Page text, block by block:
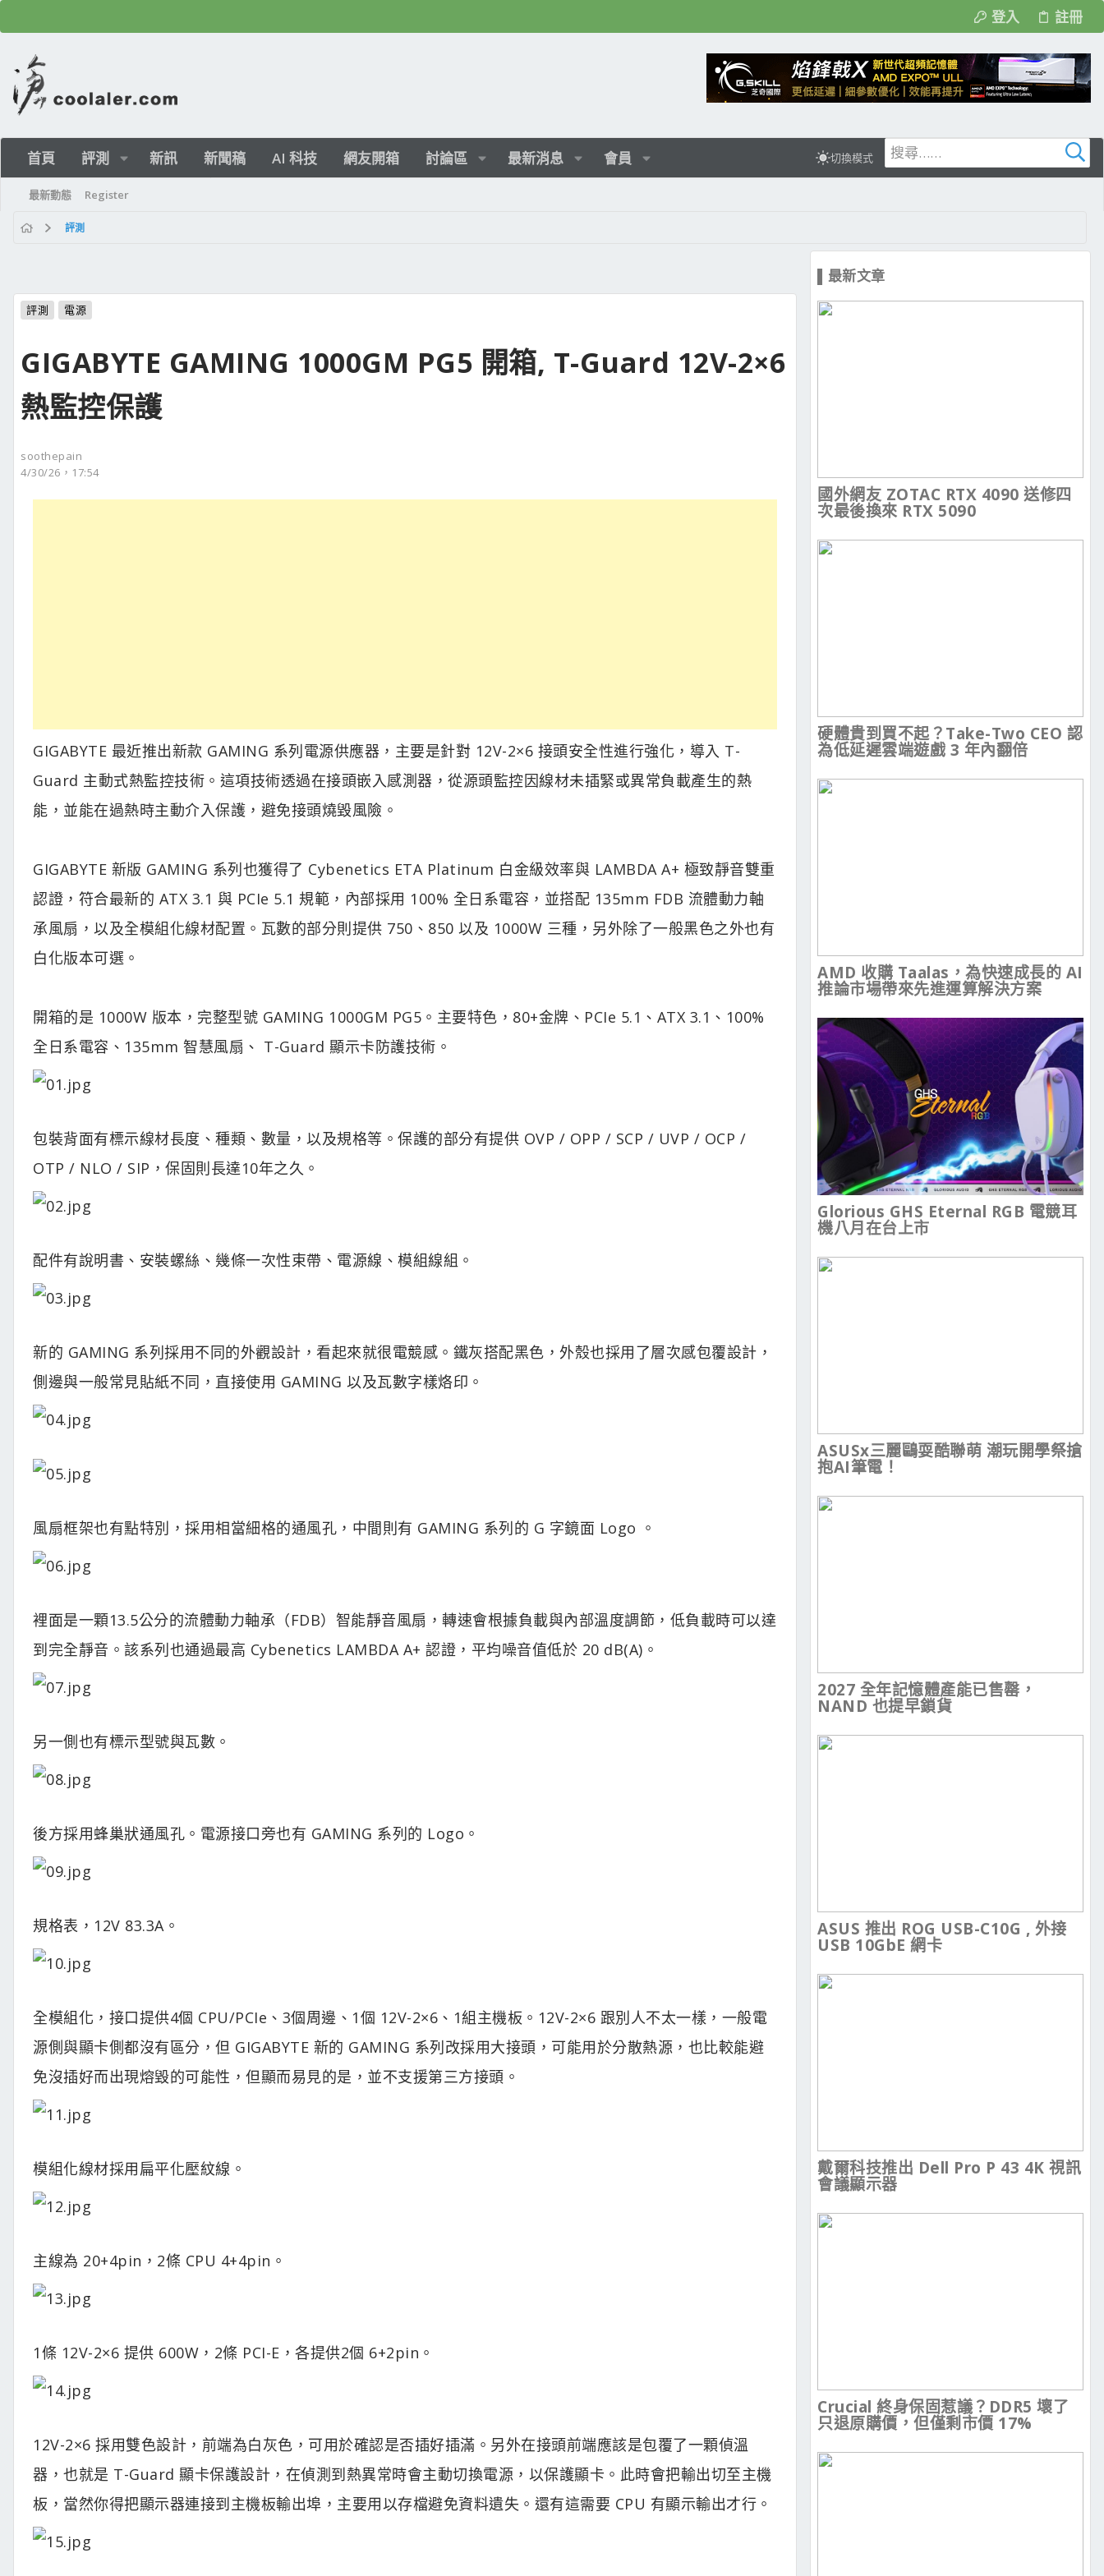
登入 註冊
首頁 評測 新訊 新聞稿 AI 科技 網友開箱 討論區 最新消息 會員 切換模式
最新動態 Register
評測
評測 電源
GIGABYTE GAMING 1000GM PG5 開箱, T-Guard 12V-2×6
熱監控保護
soothepain
4/30/26，17:54
GIGABYTE 最近推出新款 GAMING 系列電源供應器，主要是針對 12V-2×6 接頭安全性進行強化，導入 T-
Guard 主動式熱監控技術。這項技術透過在接頭嵌入感測器，從源頭監控因線材未插緊或異常負載產生的熱
能，並能在過熱時主動介入保護，避免接頭燒毀風險。
GIGABYTE 新版 GAMING 系列也獲得了 Cybenetics ETA Platinum 白金級效率與 LAMBDA A+ 極致靜音雙重
認證，符合最新的 ATX 3.1 與 PCIe 5.1 規範，內部採用 100% 全日系電容，並搭配 135mm FDB 流體動力軸
承風扇，以及全模組化線材配置。瓦數的部分則提供 750、850 以及 1000W 三種，另外除了一般黑色之外也有
白化版本可選。
開箱的是 1000W 版本，完整型號 GAMING 1000GM PG5。主要特色，80+金牌、PCIe 5.1、ATX 3.1、100%
全日系電容、135mm 智慧風扇、 T-Guard 顯示卡防護技術。
包裝背面有標示線材長度、種類、數量，以及規格等。保護的部分有提供 OVP / OPP / SCP / UVP / OCP /
OTP / NLO / SIP，保固則長達10年之久。
配件有說明書、安裝螺絲、幾條一次性束帶、電源線、模組線組。
新的 GAMING 系列採用不同的外觀設計，看起來就很電競感。鐵灰搭配黑色，外殼也採用了層次感包覆設計，
側邊與一般常見貼紙不同，直接使用 GAMING 以及瓦數字樣烙印。
風扇框架也有點特別，採用相當細格的通風孔，中間則有 GAMING 系列的 G 字鏡面 Logo 。
裡面是一顆13.5公分的流體動力軸承（FDB）智能靜音風扇，轉速會根據負載與內部溫度調節，低負載時可以達
到完全靜音。該系列也通過最高 Cybenetics LAMBDA A+ 認證，平均噪音值低於 20 dB(A)。
另一側也有標示型號與瓦數。
後方採用蜂巢狀通風孔。電源接口旁也有 GAMING 系列的 Logo。
規格表，12V 83.3A。
全模組化，接口提供4個 CPU/PCIe、3個周邊、1個 12V-2×6、1組主機板。12V-2×6 跟別人不太一樣，一般電
源側與顯卡側都沒有區分，但 GIGABYTE 新的 GAMING 系列改採用大接頭，可能用於分散熱源，也比較能避
免沒插好而出現熔毀的可能性，但顯而易見的是，並不支援第三方接頭。
模組化線材採用扁平化壓紋線。
主線為 20+4pin，2條 CPU 4+4pin。
1條 12V-2×6 提供 600W，2條 PCI-E，各提供2個 6+2pin。
12V-2×6 採用雙色設計，前端為白灰色，可用於確認是否插好插滿。另外在接頭前端應該是包覆了一顆偵溫
器，也就是 T-Guard 顯卡保護設計，在偵測到熱異常時會主動切換電源，以保護顯卡。此時會把輸出切至主機
板，當然你得把顯示器連接到主機板輸出埠，主要用以存檔避免資料遺失。還有這需要 CPU 有顯示輸出才行。
▌最新文章
國外網友 ZOTAC RTX 4090 送修四
次最後換來 RTX 5090
硬體貴到買不起？Take-Two CEO 認
為低延遲雲端遊戲 3 年內翻倍
AMD 收購 Taalas，為快速成長的 AI
推論市場帶來先進運算解決方案
Glorious GHS Eternal RGB 電競耳
機八月在台上市
ASUSx三麗鷗耍酷聯萌 潮玩開學祭搶
抱AI筆電！
2027 全年記憶體產能已售罄，
NAND 也提早鎖貨
ASUS 推出 ROG USB-C10G , 外接
USB 10GbE 網卡
戴爾科技推出 Dell Pro P 43 4K 視訊
會議顯示器
Crucial 終身保固惹議？DDR5 壞了
只退原購價，但僅剩市價 17%